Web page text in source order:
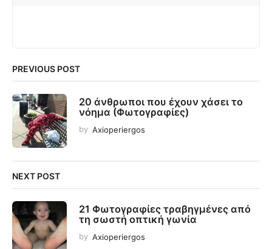
PREVIOUS POST
20 άνθρωποι που έχουν χάσει το
νόημα (Φωτογραφίες)
by Axioperiergos
NEXT POST
21 Φωτογραφίες τραβηγμένες από
τη σωστή οπτική γωνία
by Axioperiergos